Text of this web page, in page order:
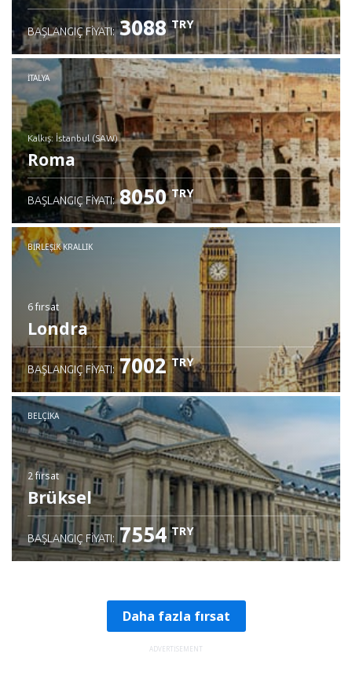
BAŞLANGIÇ FIYATI: 3088 TRY
İTALYA
Kalkış: İstanbul (SAW)
Roma
İncele
BAŞLANGIÇ FIYATI: 8050 TRY
BIRLEŞIK KRALLIK
6 fırsat
Londra
BAŞLANGIÇ FIYATI: 7002 TRY
BELÇIKA
2 fırsat
Brüksel
BAŞLANGIÇ FIYATI: 7554 TRY
Daha fazla fırsat
ADVERTISEMENT